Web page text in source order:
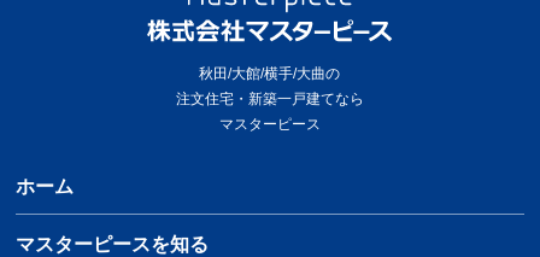
秋田/大館/横手/大曲の
注文住宅・新築一戸建てなら
マスターピース
ホーム
マスターピースを知る